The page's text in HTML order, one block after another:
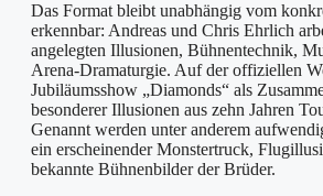
Das Format bleibt unabhängig vom
erkennbar: Andreas und Chris Ehrlich
angelegten Illusionen, Bühnentechnik,
Arena-Dramaturgie. Auf der offiziellen
Jubiläumsshow „Diamonds“ als
besonderer Illusionen aus zehn Jahren
Genannt werden unter anderem
ein erscheinender Monstertruck,
bekannte Bühnenbilder der Brüder.